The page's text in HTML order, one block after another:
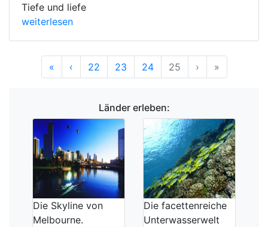
Tiefe und liefe
weiterlesen
« Anfang
‹Vorherige
22 23 24 25 ›Nächste
»Ende
Länder erleben:
Die Skyline von
Melbourne.
Die facettenreiche
Unterwasserwelt